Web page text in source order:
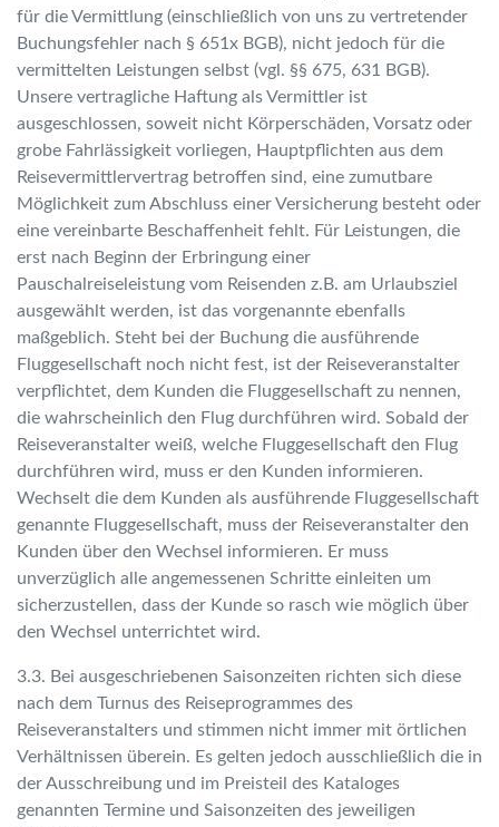
für die Vermittlung (einschließlich von uns zu vertretender
Buchungsfehler nach § 651x BGB), nicht jedoch für die
vermittelten Leistungen selbst (vgl. §§ 675, 631 BGB).
Unsere vertragliche Haftung als Vermittler ist
ausgeschlossen, soweit nicht Körperschäden, Vorsatz oder
grobe Fahrlässigkeit vorliegen, Hauptpflichten aus dem
Reisevermittlervertrag betroffen sind, eine zumutbare
Möglichkeit zum Abschluss einer Versicherung besteht oder
eine vereinbarte Beschaffenheit fehlt. Für Leistungen, die
erst nach Beginn der Erbringung einer
Pauschalreiseleistung vom Reisenden z.B. am Urlaubsziel
ausgewählt werden, ist das vorgenannte ebenfalls
maßgeblich. Steht bei der Buchung die ausführende
Fluggesellschaft noch nicht fest, ist der Reiseveranstalter
verpflichtet, dem Kunden die Fluggesellschaft zu nennen,
die wahrscheinlich den Flug durchführen wird. Sobald der
Reiseveranstalter weiß, welche Fluggesellschaft den Flug
durchführen wird, muss er den Kunden informieren.
Wechselt die dem Kunden als ausführende Fluggesellschaft
genannte Fluggesellschaft, muss der Reiseveranstalter den
Kunden über den Wechsel informieren. Er muss
unverzüglich alle angemessenen Schritte einleiten um
sicherzustellen, dass der Kunde so rasch wie möglich über
den Wechsel unterrichtet wird.
3.3. Bei ausgeschriebenen Saisonzeiten richten sich diese
nach dem Turnus des Reiseprogrammes des
Reiseveranstalters und stimmen nicht immer mit örtlichen
Verhältnissen überein. Es gelten jedoch ausschließlich die in
der Ausschreibung und im Preisteil des Kataloges
genannten Termine und Saisonzeiten des jeweiligen